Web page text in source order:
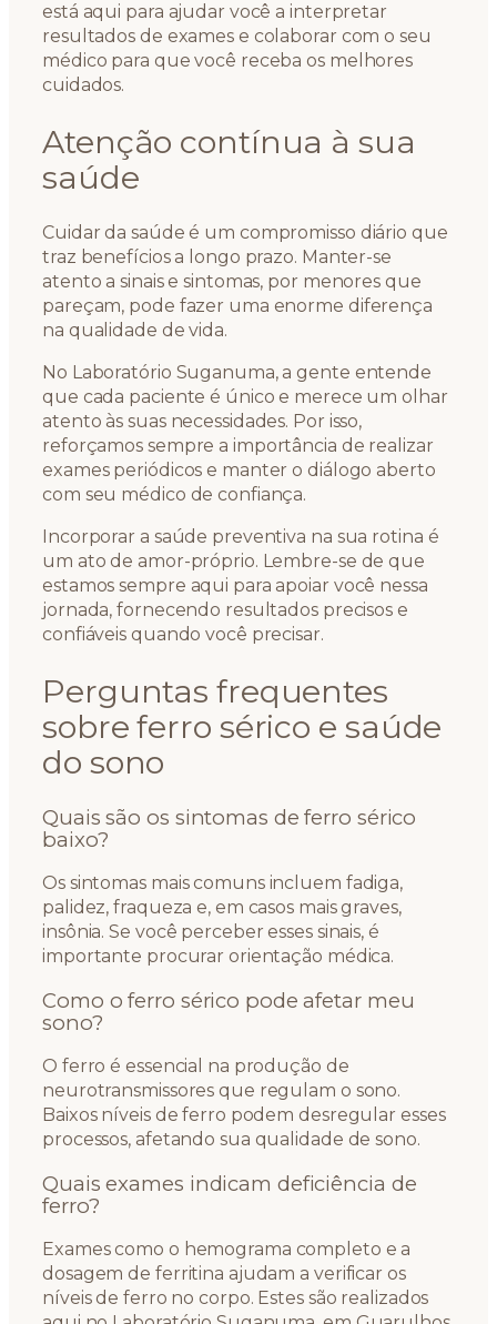
está aqui para ajudar você a interpretar
resultados de exames e colaborar com o seu
médico para que você receba os melhores
cuidados.
Atenção contínua à sua
saúde
Cuidar da saúde é um compromisso diário que
traz benefícios a longo prazo. Manter-se
atento a sinais e sintomas, por menores que
pareçam, pode fazer uma enorme diferença
na qualidade de vida.
No Laboratório Suganuma, a gente entende
que cada paciente é único e merece um olhar
atento às suas necessidades. Por isso,
reforçamos sempre a importância de realizar
exames periódicos e manter o diálogo aberto
com seu médico de confiança.
Incorporar a saúde preventiva na sua rotina é
um ato de amor-próprio. Lembre-se de que
estamos sempre aqui para apoiar você nessa
jornada, fornecendo resultados precisos e
confiáveis quando você precisar.
Perguntas frequentes
sobre ferro sérico e saúde
do sono
Quais são os sintomas de ferro sérico
baixo?
Os sintomas mais comuns incluem fadiga,
palidez, fraqueza e, em casos mais graves,
insônia. Se você perceber esses sinais, é
importante procurar orientação médica.
Como o ferro sérico pode afetar meu
sono?
O ferro é essencial na produção de
neurotransmissores que regulam o sono.
Baixos níveis de ferro podem desregular esses
processos, afetando sua qualidade de sono.
Quais exames indicam deficiência de
ferro?
Exames como o hemograma completo e a
dosagem de ferritina ajudam a verificar os
níveis de ferro no corpo. Estes são realizados